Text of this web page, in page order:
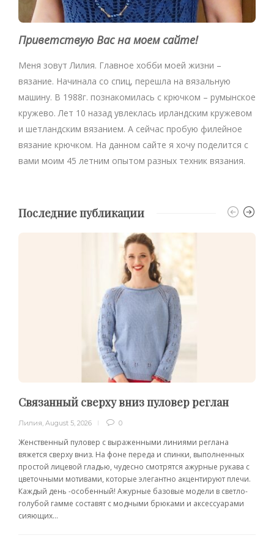
Приветствую Вас на моем сайте!
Меня зовут Лилия. Главное хобби моей жизни –
вязание. Начинала со спиц, перешла на вязальную
машину. В 1988г. познакомилась с крючком – румынское
кружево. Лет 10 назад увлеклась ирландским кружевом
и шетландским вязанием. А сейчас пробую филейное
вязание крючком. На данном сайте я хочу поделится с
вами моим 45 летним опытом разных техник вязания.
Последние публикации
Связанный сверху вниз пуловер реглан
Лилия August 5, 2026 0
Женственный пуловер с выраженными линиями реглана
вяжется сверху вниз. На фоне переда и спинки, выполненных
простой лицевой гладью, чудесно смотрятся ажурные рукава с
цветочными мотивами, которые элегантно акцентируют плечи.
Каждый день -особенный! Ажурные базовые модели в светло-
голубой гамме составят с модными брюками и аксессуарами
сияющих...